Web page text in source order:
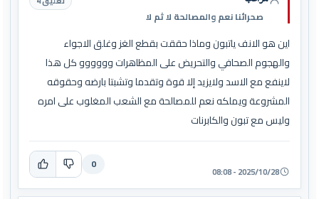
صحرائنا نعم والمصالحة لا ثم لا
اين هو الانف ياتبون وماذا حققت بقطع الغز وغلق الاجواء
والهجوم الصحافي والتحريض على المظاهرات وووووو كل هذا
لاينفع مع الاسد ولايزيد إلا قوة وتقدما وتشبتا بارضه وحقوقه
المشروعة ويملكه نعم للمصالحة مع الشعب المغلوب على امره
وليس مع تبون والكابرنات
2025/10/28 - 08:08
0